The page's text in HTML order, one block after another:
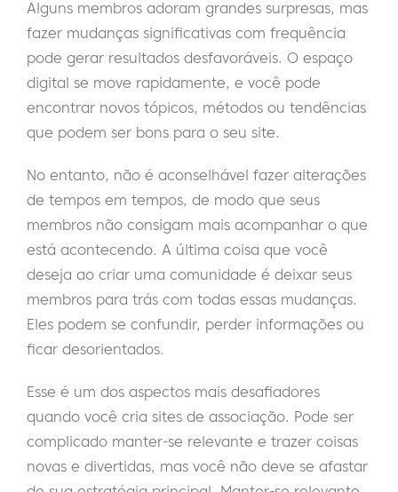
Alguns membros adoram grandes surpresas, mas
fazer mudanças significativas com frequência
pode gerar resultados desfavoráveis. O espaço
digital se move rapidamente, e você pode
encontrar novos tópicos, métodos ou tendências
que podem ser bons para o seu site.
No entanto, não é aconselhável fazer alterações
de tempos em tempos, de modo que seus
membros não consigam mais acompanhar o que
está acontecendo. A última coisa que você
deseja ao criar uma comunidade é deixar seus
membros para trás com todas essas mudanças.
Eles podem se confundir, perder informações ou
ficar desorientados.
Esse é um dos aspectos mais desafiadores
quando você cria sites de associação. Pode ser
complicado manter-se relevante e trazer coisas
novas e divertidas, mas você não deve se afastar